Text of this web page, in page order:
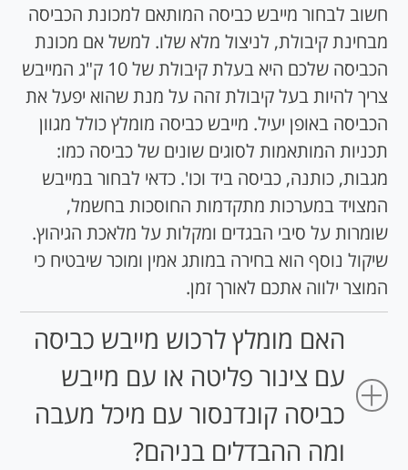
חשוב לבחור מייבש כביסה המותאם למכונת הכביסה
מבחינת קיבולת, לניצול מלא שלו. למשל אם מכונת
הכביסה שלכם היא בעלת קיבולת של 10 ק"ג המייבש
צריך להיות בעל קיבולת זהה על מנת שהוא יפעל את
הכביסה באופן יעיל. מייבש כביסה מומלץ כולל מגוון
תכניות המותאמות לסוגים שונים של כביסה כמו:
מגבות, כותנה, כביסה ביד וכו'. כדאי לבחור במייבש
המצויד במערכות מתקדמות החוסכות בחשמל,
שומרות על סיבי הבגדים ומקלות על מלאכת הגיהוץ.
שיקול נוסף הוא בחירה במותג אמין ומוכר שיבטיח כי
המוצר ילווה אתכם לאורך זמן.
האם מומלץ לרכוש מייבש כביסה
עם צינור פליטה או עם מייבש
כביסה קונדנסור עם מיכל מעבה
ומה ההבדלים בניהם?